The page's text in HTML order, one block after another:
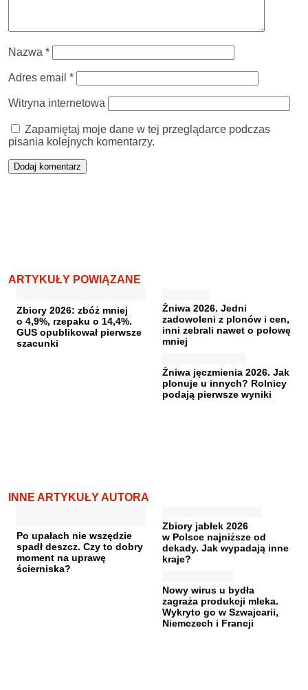
Nazwa *
Adres email *
Witryna internetowa
Zapamiętaj moje dane w tej przeglądarce podczas
pisania kolejnych komentarzy.
ARTYKUŁY POWIĄZANE
Zbiory 2026: zbóż mniej
o 4,9%, rzepaku o 14,4%.
GUS opublikował pierwsze
szacunki
Żniwa 2026. Jedni
zadowoleni z plonów i cen,
inni zebrali nawet o połowę
mniej
Żniwa jęczmienia 2026. Jak
plonuje u innych? Rolnicy
podają pierwsze wyniki
INNE ARTYKUŁY AUTORA
Po upałach nie wszędzie
spadł deszcz. Czy to dobry
moment na uprawę
ścierniska?
Zbiory jabłek 2026
w Polsce najniższe od
dekady. Jak wypadają inne
kraje?
Nowy wirus u bydła
zagraża produkcji mleka.
Wykryto go w Szwajcarii,
Niemczech i Francji